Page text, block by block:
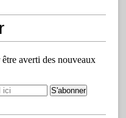
averti des nouveaux